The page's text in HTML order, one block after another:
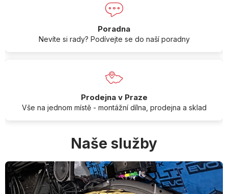
Poradna
Nevíte si rady? Podívejte se do naší poradny
Prodejna v Praze
Vše na jednom místě - montážní dílna, prodejna a sklad
Naše služby